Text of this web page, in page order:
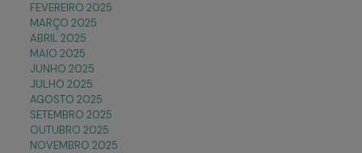
FEVEREIRO 2025
MARÇO 2025
ABRIL 2025
MAIO 2025
JUNHO 2025
JULHO 2025
AGOSTO 2025
SETEMBRO 2025
OUTUBRO 2025
NOVEMBRO 2025